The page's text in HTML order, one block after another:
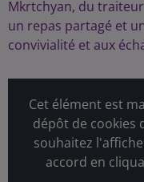
Mkrtchyan, du
un repas partagé et
convivialité et aux
Cet élément est
dépôt de cookies
souhaitez
accord en